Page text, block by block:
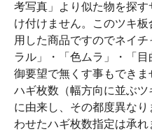
考写真」より似た物を探
け付けません。このツキ
用した商品ですのでネイ
ラル」・「色ムラ」・「
御要望で無くす事もできま
ハギ枚数（幅方向に並ぶ
に由来し、その都度異な
わせたハギ枚数指定は承れ